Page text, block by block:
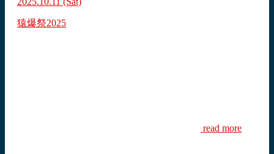
猿爆祭2025
read more